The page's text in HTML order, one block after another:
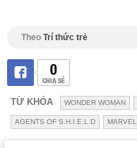
Theo Trí thức trẻ
0
CHIA SẺ
TỪ KHÓA WONDER WOMAN
AGENTS OF S.H.I.E.L.D MARVEL